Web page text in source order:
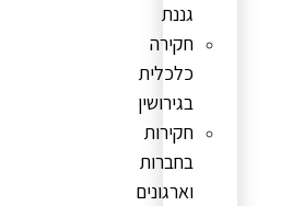
גננת
חקירה
כלכלית
בגירושין
חקירות
בחברות
וארגונים